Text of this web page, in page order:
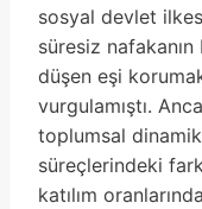
sosyal devlet
süresiz
düşen eşi
vurgulamıştı.
toplumsal
süreçlerindeki
katılım